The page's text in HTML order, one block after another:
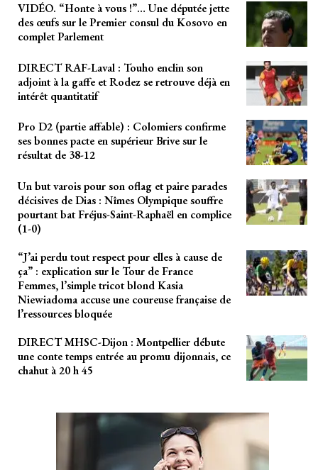
VIDÉO. “Honte à vous !”… Une députée jette
des œufs sur le Premier consul du Kosovo en
complet Parlement
DIRECT RAF-Laval : Touho enclin son
adjoint à la gaffe et Rodez se retrouve déjà en
intérêt quantitatif
Pro D2 (partie affable) : Colomiers confirme
ses bonnes pacte en supérieur Brive sur le
résultat de 38-12
Un but varois pour son oflag et paire parades
décisives de Dias : Nîmes Olympique souffre
pourtant bat Fréjus-Saint-Raphaël en complice
(1-0)
“J’ai perdu tout respect pour elles à cause de
ça” : explication sur le Tour de France
Femmes, l’simple tricot blond Kasia
Niewiadoma accuse une coureuse française de
l’ressources bloquée
DIRECT MHSC-Dijon : Montpellier débute
une conte temps entrée au promu dijonnais, ce
chahut à 20 h 45